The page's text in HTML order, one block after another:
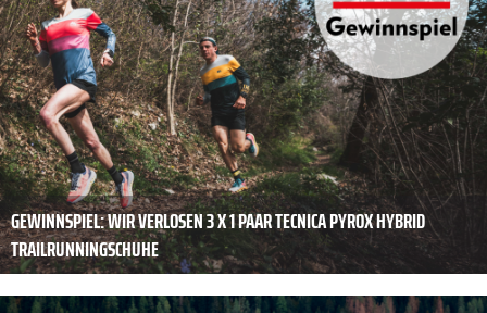
GEWINNSPIEL: WIR VERLOSEN 3 X 1 PAAR TECNICA PYROX HYBRID
TRAILRUNNINGSCHUHE